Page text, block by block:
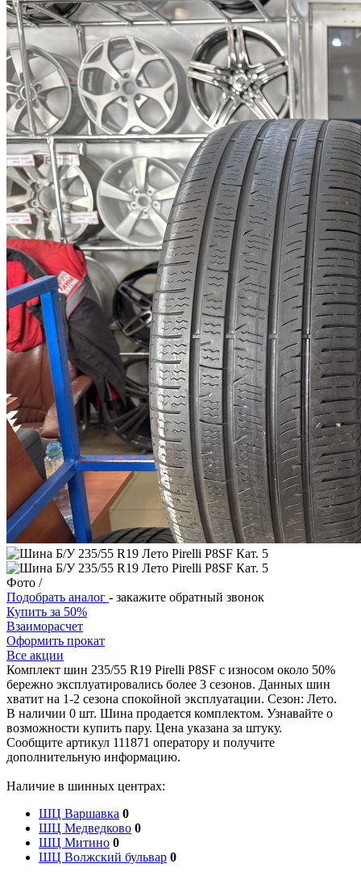
Фото /
Подобрать аналог - закажите обратный звонок
Купить за 50%
Взаиморасчет
Оформить прокат
Все акции
Комплект шин 235/55 R19 Pirelli P8SF с износом около 50%
бережно эксплуатировались более 3 сезонов. Данных шин
хватит на 1-2 сезона спокойной эксплуатации. Сезон: Лето.
В наличии 0 шт. Шина продается комплектом. Узнавайте о
возможности купить пару. Цена указана за штуку.
Сообщите артикул 111871 оператору и получите
дополнительную информацию.
Наличие в шинных центрах:
ШЦ Варшавка 0
ШЦ Медведково 0
ШЦ Митино 0
ШЦ Волжский бульвар 0